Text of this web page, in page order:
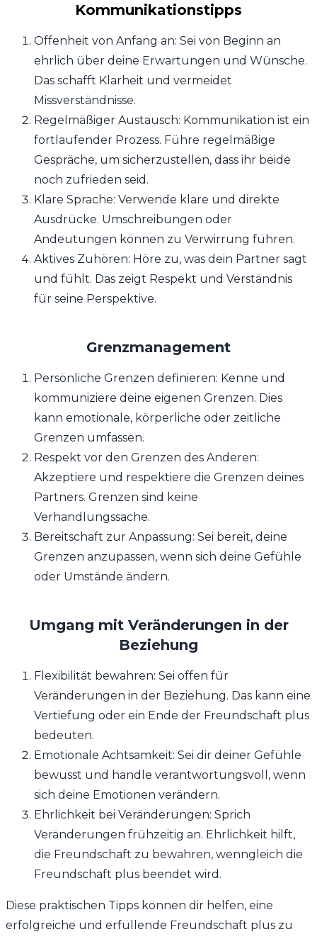
Kommunikationstipps
Offenheit von Anfang an: Sei von Beginn an
ehrlich über deine Erwartungen und Wünsche.
Das schafft Klarheit und vermeidet
Missverständnisse.
Regelmäßiger Austausch: Kommunikation ist ein
fortlaufender Prozess. Führe regelmäßige
Gespräche, um sicherzustellen, dass ihr beide
noch zufrieden seid.
Klare Sprache: Verwende klare und direkte
Ausdrücke. Umschreibungen oder
Andeutungen können zu Verwirrung führen.
Aktives Zuhören: Höre zu, was dein Partner sagt
und fühlt. Das zeigt Respekt und Verständnis
für seine Perspektive.
Grenzmanagement
Persönliche Grenzen definieren: Kenne und
kommuniziere deine eigenen Grenzen. Dies
kann emotionale, körperliche oder zeitliche
Grenzen umfassen.
Respekt vor den Grenzen des Anderen:
Akzeptiere und respektiere die Grenzen deines
Partners. Grenzen sind keine
Verhandlungssache.
Bereitschaft zur Anpassung: Sei bereit, deine
Grenzen anzupassen, wenn sich deine Gefühle
oder Umstände ändern.
Umgang mit Veränderungen in der
Beziehung
Flexibilität bewahren: Sei offen für
Veränderungen in der Beziehung. Das kann eine
Vertiefung oder ein Ende der Freundschaft plus
bedeuten.
Emotionale Achtsamkeit: Sei dir deiner Gefühle
bewusst und handle verantwortungsvoll, wenn
sich deine Emotionen verändern.
Ehrlichkeit bei Veränderungen: Sprich
Veränderungen frühzeitig an. Ehrlichkeit hilft,
die Freundschaft zu bewahren, wenngleich die
Freundschaft plus beendet wird.
Diese praktischen Tipps können dir helfen, eine
erfolgreiche und erfüllende Freundschaft plus zu